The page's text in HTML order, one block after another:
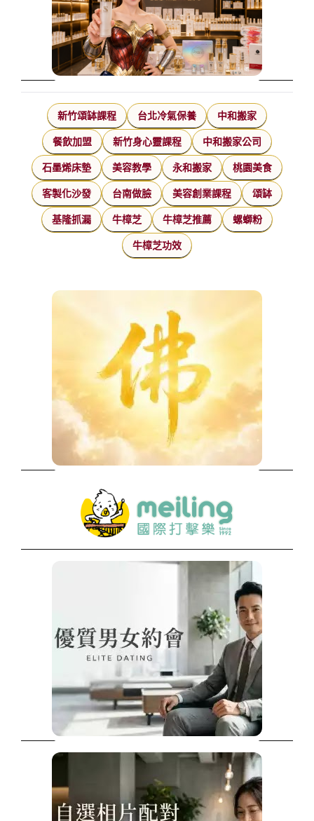
新竹頌缽課程 台北冷氣保養 中和搬家
餐飲加盟 新竹身心靈課程 中和搬家公司
石墨烯床墊 美容教學 永和搬家 桃園美食
客製化沙發 台南做臉 美容創業課程 頌缽
基隆抓漏 牛樟芝 牛樟芝推薦 螺螄粉
牛樟芝功效